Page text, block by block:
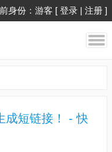
身份：游客 [ 登录 | 注册 ]
成短链接！ - 快